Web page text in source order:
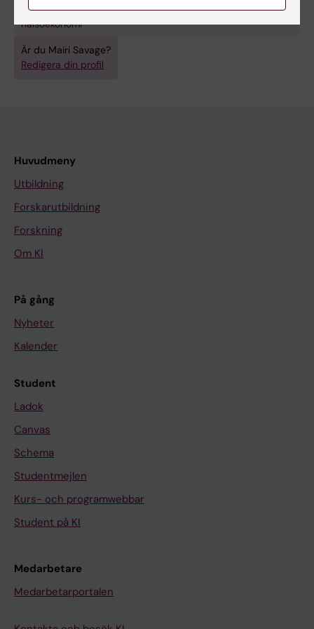
Hälso- och sjukvårdsorganisation, hälsopolitik och
hälsoekonomi
Är du Mairi Savage?
Redigera din profil
Huvudmeny
Utbildning
Forskarutbildning
Forskning
Om KI
På gång
Nyheter
Kalender
Student
Ladok
Canvas
Schema
Studentmejlen
Kurs- och programwebbar
Student på KI
Medarbetare
Medarbetarportalen